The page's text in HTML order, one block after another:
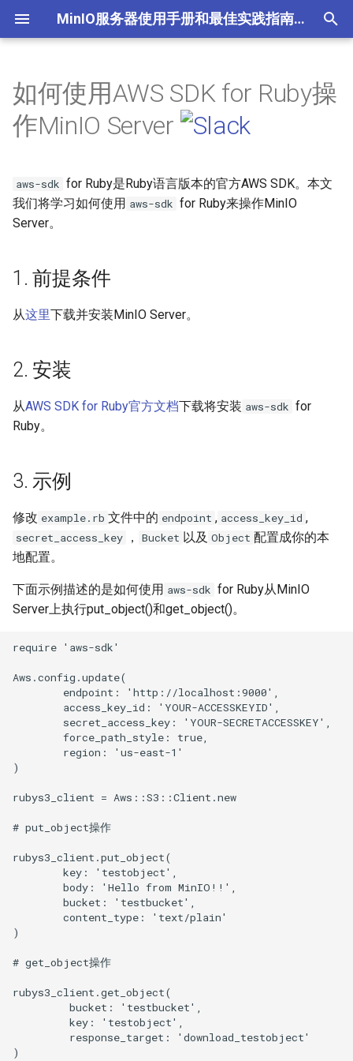
MinIO服务器使用手册和最佳实践指南(中文版)
p
e
s
s
a
c
n
1. 前提条件
3. 示例
4. 运行程序
如何使用AWS SDK for Ruby操
作MinIO Server
aws-sdk for Ruby是Ruby语言版本的官方AWS SDK。本文
我们将学习如何使用 aws-sdk for Ruby来操作MinIO
Server。
1. 前提条件
从这里下载并安装MinIO Server。
2. 安装
从AWS SDK for Ruby官方文档下载将安装 aws-sdk for
Ruby。
3. 示例
修改 example.rb 文件中的 endpoint , access_key_id ,
secret_access_key ， Bucket 以及 Object 配置成你的本
地配置。
下面示例描述的是如何使用 aws-sdk for Ruby从MinIO
Server上执行put_object()和get_object()。
require 'aws-sdk'
Aws.config.update(
        endpoint: 'http://localhost:9000',
        access_key_id: 'YOUR-ACCESSKEYID',
        secret_access_key: 'YOUR-SECRETACCESSKEY',
        force_path_style: true,
        region: 'us-east-1'
)
rubys3_client = Aws::S3::Client.new
# put_object操作
rubys3_client.put_object(
        key: 'testobject',
        body: 'Hello from MinIO!!',
        bucket: 'testbucket',
        content_type: 'text/plain'
)
# get_object操作
rubys3_client.get_object(
         bucket: 'testbucket',
         key: 'testobject',
         response_target: 'download_testobject'
)